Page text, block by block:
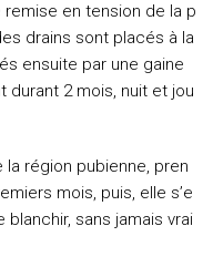
remise en tension de la p
drains sont placés à la
ensuite par une gaine
durant 2 mois, nuit et jou
région pubienne, pren
mois, puis, elle s’e
sans jamais vrai